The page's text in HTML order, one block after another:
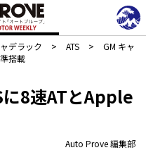
デラック > ATS >
GM キャ
搭載
に8速ATとApple
Auto Prove 編集部